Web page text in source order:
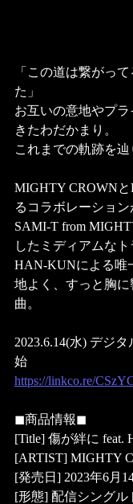
「この道は繋がっ
た」
お互いの意地やプ
きたわだかまり。
これまでの軌跡を辿
MIGHTY CROWN
るコラボレーション
SAMI-T from
したミディアムなト
HAN-KUNによる唯
地よく、すっと胸
曲。
2023.6.14(水) デジ
始
https://linkco.re/
◼商品情報◼
[Title] 傷が絆に feat.
[ARTIST] MIGHTY
[発売日] 2023年6月
[形態] 配信シングル